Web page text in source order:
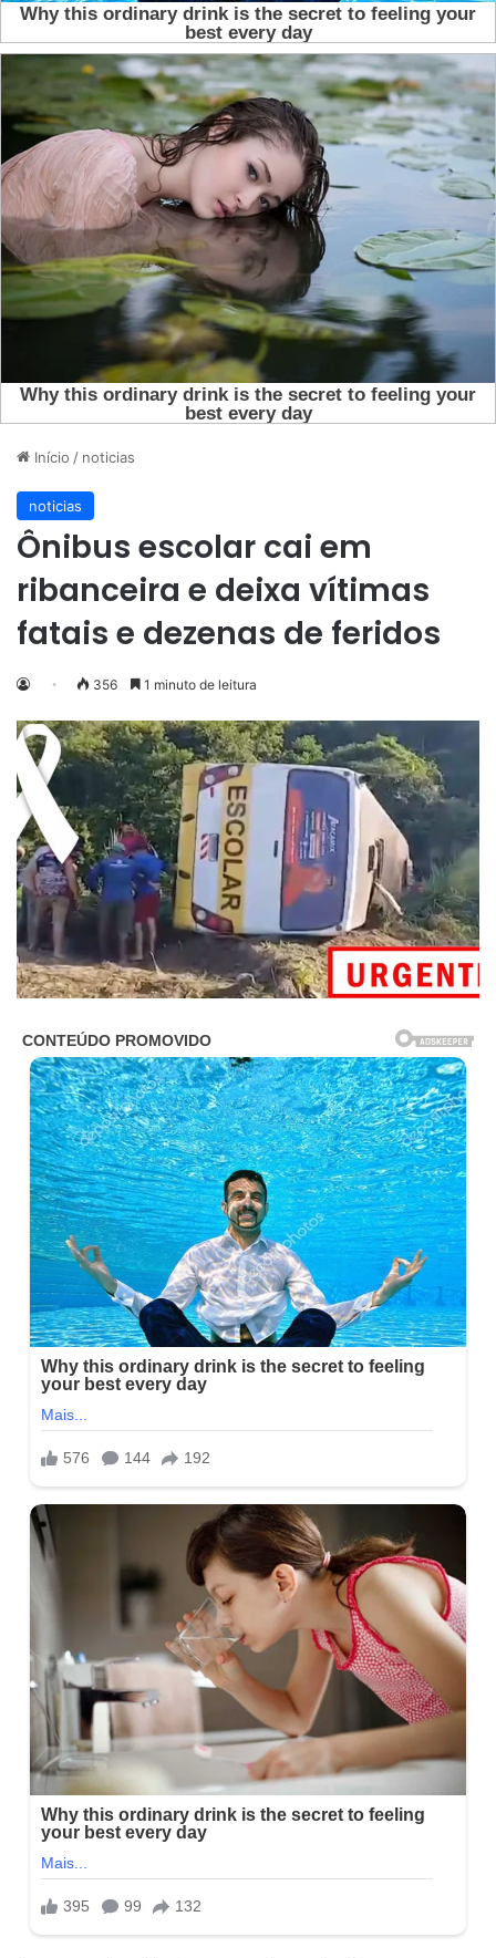
Início / noticias
noticias
Ônibus escolar cai em
ribanceira e deixa vítimas
fatais e dezenas de feridos
356 1 minuto de leitura